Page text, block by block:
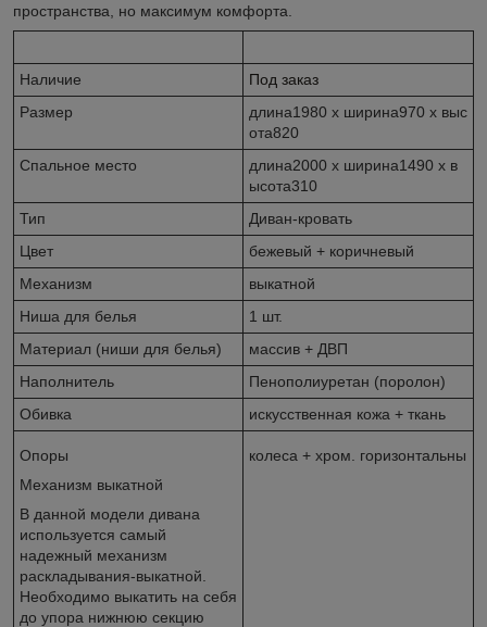
пространства, но максимум комфорта.
Наличие
Под заказ
Размер
длина1980 х ширина970 х выс
ота820
Спальное место
длина2000 х ширина1490 х в
ысота310
Тип
Диван-кровать
Цвет
бежевый + коричневый
Механизм
выкатной
Ниша для белья
1 шт.
Материал (ниши для белья)
массив + ДВП
Наполнитель
Пенополиуретан (поролон)
Обивка
искусственная кожа + ткань
Опоры
Механизм выкатной
В данной модели дивана
используется самый
надежный механизм
раскладывания-выкатной.
Необходимо выкатить на себя
до упора нижнюю секцию
колеса + хром. горизонтальны